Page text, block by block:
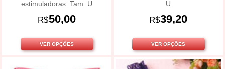
estimuladoras. Tam. U
R$50,00
VER OPÇÕES
U
R$39,20
VER OPÇÕES